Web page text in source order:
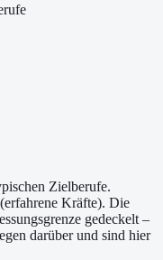
Zielberufe.
Kräfte). Die
gedeckelt –
darüber und sind hier